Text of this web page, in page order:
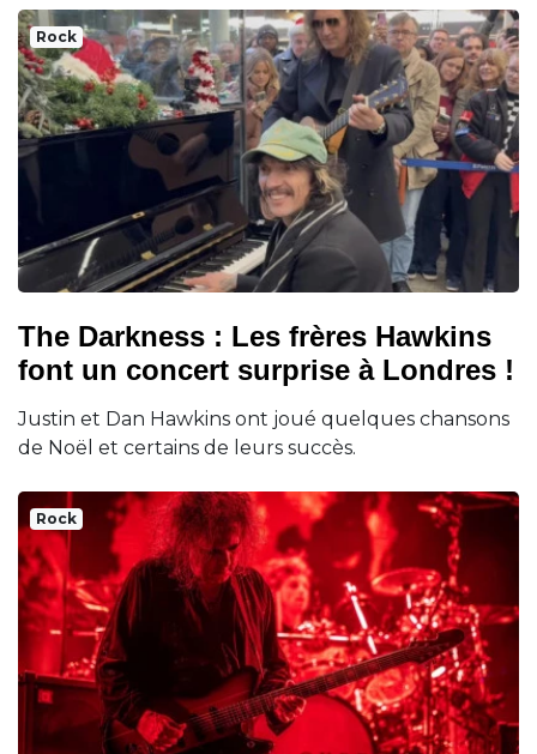
Rock
The Darkness : Les frères Hawkins
font un concert surprise à Londres !
Justin et Dan Hawkins ont joué quelques chansons
de Noël et certains de leurs succès.
Rock